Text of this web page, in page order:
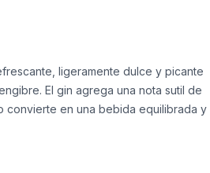
ligeramente dulce y picante
El gin agrega una nota sutil de
convierte en una bebida equilibrada y